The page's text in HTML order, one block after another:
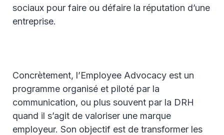
sociaux pour faire ou défaire la réputation d’une
entreprise.
Concrètement, l’Employee Advocacy est un
programme organisé et piloté par la
communication, ou plus souvent par la DRH
quand il s’agit de valoriser une marque
employeur. Son objectif est de transformer les